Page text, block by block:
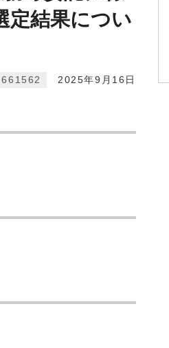
定結果につい
2025年9月16日
661562